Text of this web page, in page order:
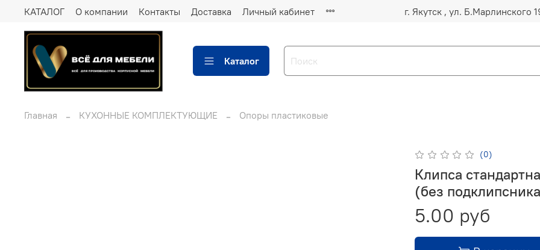
КАТАЛОГ О компании Контакты Доставка Личный кабинет
Каталог
Главная КУХОННЫЕ КОМПЛЕКТУЮЩИЕ Опоры пластиковые
(0)
Клипса
(без
5.00 руб